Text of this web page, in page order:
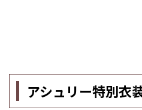
アシュリー特別衣